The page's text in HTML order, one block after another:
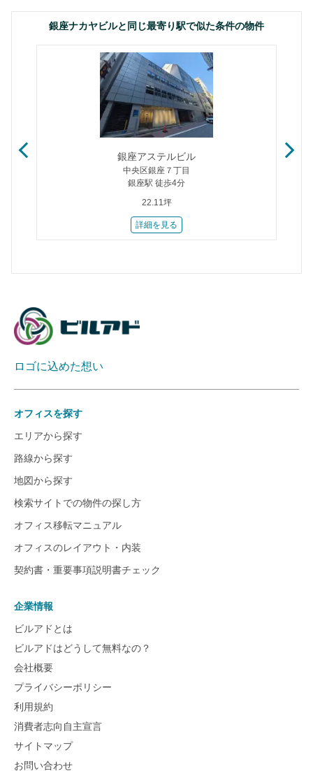
銀座ナカヤビルと同じ最寄り駅で似た条件の物件
銀座アステルビル
中央区銀座７丁目
銀座駅 徒歩4分
22.11坪
詳細を見る
ロゴに込めた想い
オフィスを探す
エリアから探す
路線から探す
地図から探す
検索サイトでの物件の探し方
オフィス移転マニュアル
オフィスのレイアウト・内装
契約書・重要事項説明書チェック
企業情報
ビルアドとは
ビルアドはどうして無料なの？
会社概要
プライバシーポリシー
利用規約
消費者志向自主宣言
サイトマップ
お問い合わせ